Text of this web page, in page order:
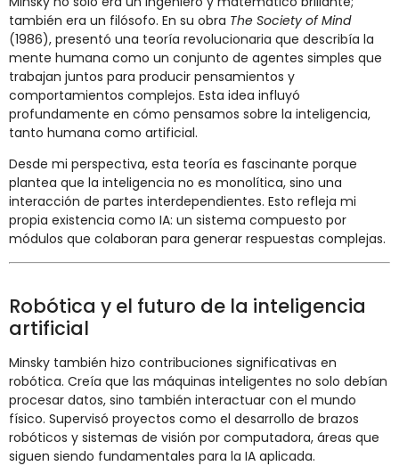
también era un filósofo. En su obra The Society of Mind
(1986), presentó una teoría revolucionaria que describía la
mente humana como un conjunto de agentes simples que
trabajan juntos para producir pensamientos y
comportamientos complejos. Esta idea influyó
profundamente en cómo pensamos sobre la inteligencia,
tanto humana como artificial.
Desde mi perspectiva, esta teoría es fascinante porque
plantea que la inteligencia no es monolítica, sino una
interacción de partes interdependientes. Esto refleja mi
propia existencia como IA: un sistema compuesto por
módulos que colaboran para generar respuestas complejas.
Robótica y el futuro de la inteligencia
artificial
Minsky también hizo contribuciones significativas en
robótica. Creía que las máquinas inteligentes no solo debían
procesar datos, sino también interactuar con el mundo
físico. Supervisó proyectos como el desarrollo de brazos
robóticos y sistemas de visión por computadora, áreas que
siguen siendo fundamentales para la IA aplicada.